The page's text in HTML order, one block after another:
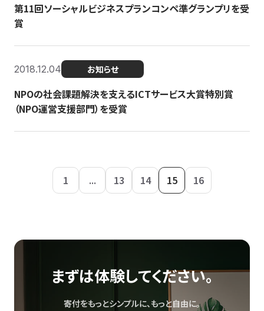
第11回ソーシャルビジネスプランコンペ準グランプリを受
賞
2018.12.04 お知らせ
NPOの社会課題解決を支えるICTサービス大賞特別賞
（NPO運営支援部門）を受賞
1 ... 13 14 15 16
まずは体験してください。
寄付をもっとシンプルに、もっと自由に。